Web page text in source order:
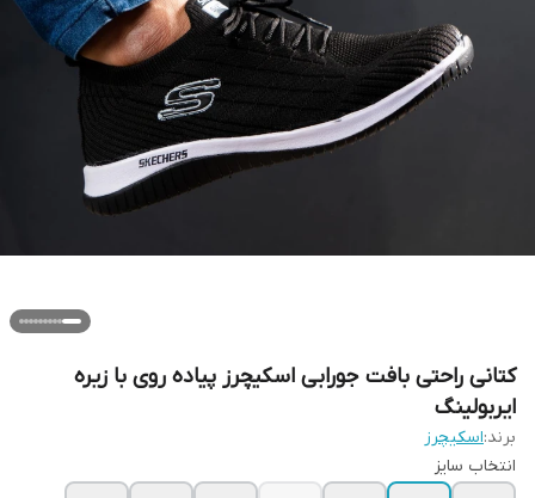
کتانی راحتی بافت جورابی اسکیچرز پیاده روی با زیره
ایربولینگ
برند:اسکیچرز
انتخاب سایز